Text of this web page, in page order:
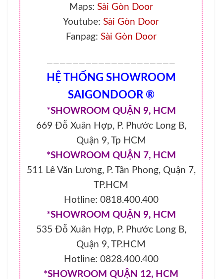
Maps: Sài Gòn Door
Youtube: Sài Gòn Door
Fanpag: Sài Gòn Door
————————————————————
HỆ THỐNG SHOWROOM
SAIGONDOOR ®
*SHOWROOM QUẬN 9, HCM
669 Đỗ Xuân Hợp, P. Phước Long B,
Quận 9, Tp HCM
*SHOWROOM QUẬN 7, HCM
511 Lê Văn Lương, P. Tân Phong, Quận 7,
TP.HCM
Hotline: 0818.400.400
*SHOWROOM QUẬN 9, HCM
535 Đỗ Xuân Hợp, P. Phước Long B,
Quận 9, TP.HCM
Hotline: 0828.400.400
*SHOWROOM QUẬN 12, HCM